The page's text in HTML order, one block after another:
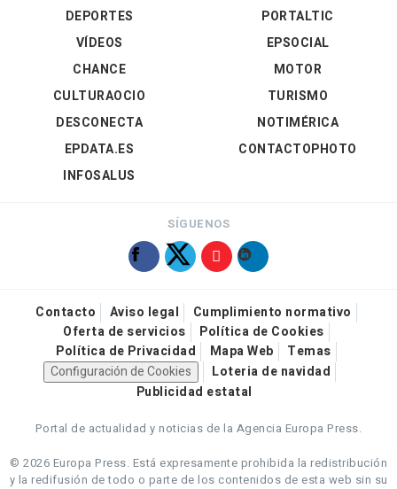
DEPORTES
VÍDEOS
PORTALTIC
EPSOCIAL
CHANCE
CULTURAOCIO
DESCONECTA
EPDATA.ES
INFOSALUS
MOTOR
TURISMO
NOTIMÉRICA
CONTACTOPHOTO
SÍGUENOS
Contacto Aviso legal
Cumplimiento normativo
Oferta de servicios
Política de Cookies
Política de Privacidad
Mapa Web
Temas
Configuración de Cookies
Loteria de navidad
Publicidad estatal
Portal de actualidad y noticias de la Agencia Europa Press.
© 2026 Europa Press. Está expresamente prohibida la redistribución
y la redifusión de todo o parte de los contenidos de esta web sin su